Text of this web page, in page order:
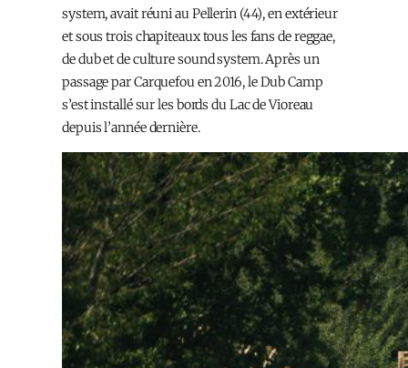
system, avait réuni au Pellerin (44), en extérieur
et sous trois chapiteaux tous les fans de reggae,
de dub et de culture sound system. Après un
passage par Carquefou en 2016, le Dub Camp
s’est installé sur les bords du Lac de Vioreau
depuis l’année dernière.